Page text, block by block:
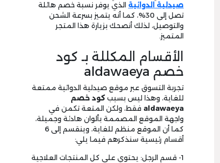
صيدلية الدوائية الذي يوفر نسبة خصم هائلة
تصل إلى 30%، كما أنه يتميز بسرعة الشحن
والتوصيل، لذلك أنصحك بزيارة هذا المتجر
المتميز.
الأقسام المكللة بـ كود
خصم aldawaeya
تجربة التسوق عبر موقع صيدلية الدوائية ممتعة
للغاية، وهذا ليس بسبب كود خصم
aldawaeya فقط، ولكن المتعة تكمن في
واجهة الموقع المصممة بألوان هادئة وجميلة،
كما أن الموقع منظم للغاية، وينقسم إلى 6
أقسام رئيسية سنذكرهم فيما يلي:
1- قسم الرجل: يحتوي على كل المنتجات العلاجية